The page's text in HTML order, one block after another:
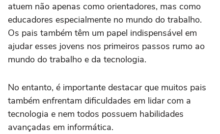
atuem não apenas como orientadores, mas como
educadores especialmente no mundo do trabalho.
Os pais também têm um papel indispensável em
ajudar esses jovens nos primeiros passos rumo ao
mundo do trabalho e da tecnologia.
No entanto, é importante destacar que muitos pais
também enfrentam dificuldades em lidar com a
tecnologia e nem todos possuem habilidades
avançadas em informática.